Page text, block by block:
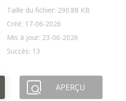
Taille du fichier: 290.88 KB
Créé: 17-06-2026
Mis à jour: 23-06-2026
Succès: 13
APERÇU